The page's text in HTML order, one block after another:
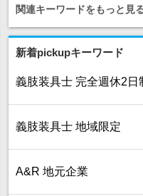
関連キーワードをもっと見
新着pickupキーワード
義肢装具士 完全週休2日
義肢装具士 地域限定
A&R 地元企業